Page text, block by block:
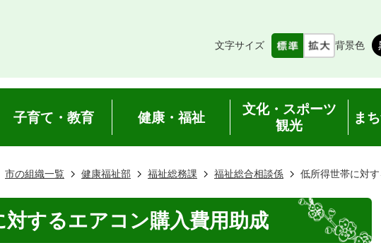
文字サイズ 背景色
子育て・教育 健康・福祉
文化・スポーツ
観光
ま
市の組織一覧 健康福祉部 福祉総務課 福祉総合相談係 低所得世帯に対
対するエアコン購入費用助成